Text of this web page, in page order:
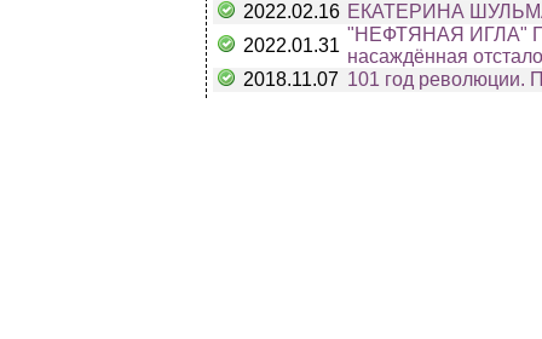
2022.02.16 ЕКАТЕРИНА
2022.01.31
"НЕФТЯНАЯ ИГЛА"
насаждённая
2018.11.07 101 год революции.